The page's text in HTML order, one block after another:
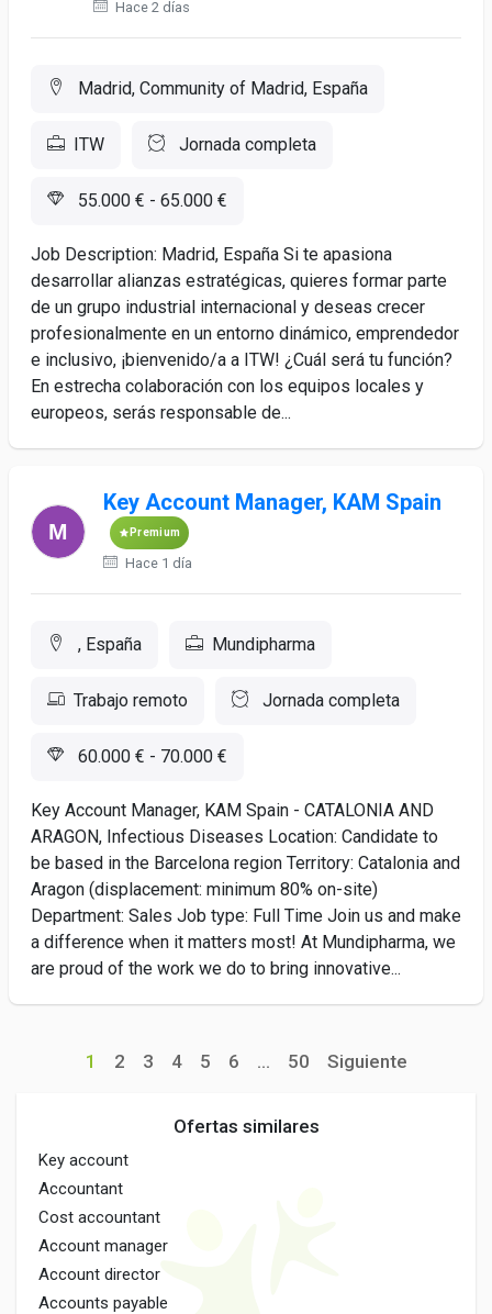
Hace 2 días
Madrid, Community of Madrid, España
ITW Jornada completa
55.000 € - 65.000 €
Job Description: Madrid, España Si te apasiona
desarrollar alianzas estratégicas, quieres formar parte
de un grupo industrial internacional y deseas crecer
profesionalmente en un entorno dinámico, emprendedor
e inclusivo, ¡bienvenido/a a ITW! ¿Cuál será tu función?
En estrecha colaboración con los equipos locales y
europeos, serás responsable de...
Key Account Manager, KAM Spain
Premium
Hace 1 día
, España Mundipharma
Trabajo remoto Jornada completa
60.000 € - 70.000 €
Key Account Manager, KAM Spain - CATALONIA AND
ARAGON, Infectious Diseases Location: Candidate to
be based in the Barcelona region Territory: Catalonia and
Aragon (displacement: minimum 80% on-site)
Department: Sales Job type: Full Time Join us and make
a difference when it matters most! At Mundipharma, we
are proud of the work we do to bring innovative...
1 2 3 4 5 6 ... 50 Siguiente
Ofertas similares
Key account
Accountant
Cost accountant
Account manager
Account director
Accounts payable